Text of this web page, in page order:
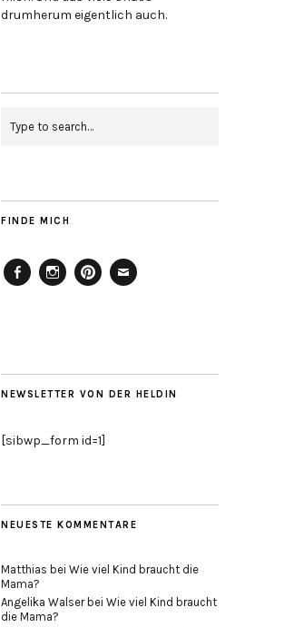
drumherum eigentlich auch.
FINDE MICH
NEWSLETTER VON DER HELDIN
[sibwp_form id=1]
NEUESTE KOMMENTARE
Matthias bei Wie viel Kind braucht die
Mama?
Angelika Walserbei Wie viel Kind braucht
die Mama?